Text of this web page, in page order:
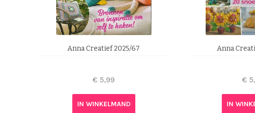
Anna Creatief 2025/67
€ 5,99
IN WINKELMAND
Anna
€
IN